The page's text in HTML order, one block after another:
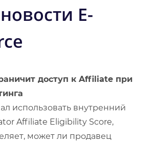
E-
доступ к Affiliate при
использовать внутренний
Affiliate Eligibility Score,
может ли продавец